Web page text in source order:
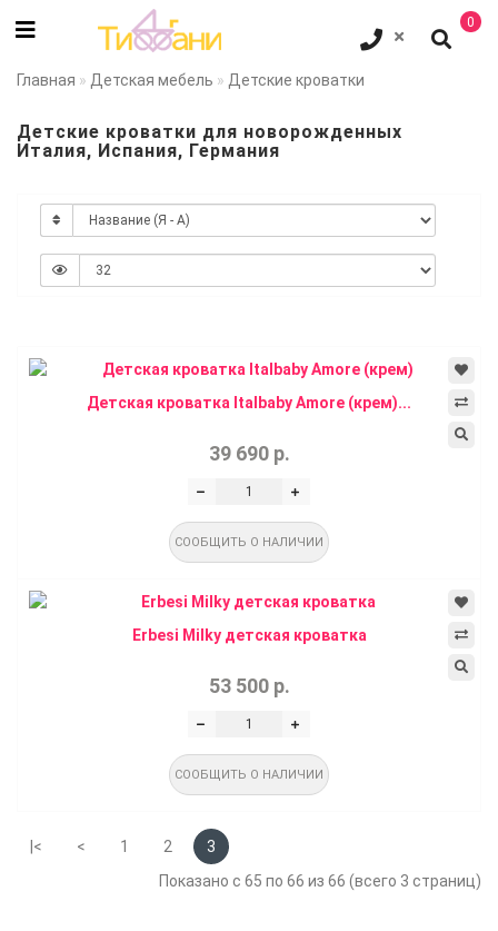
0
Главная Детская мебель Детские кроватки
Детские кроватки для новорожденных
Италия, Испания, Германия
Детская кроватка Italbaby Amore (крем)...
39 690 р.
СООБЩИТЬ О НАЛИЧИИ
Erbesi Milky детская кроватка
53 500 р.
СООБЩИТЬ О НАЛИЧИИ
|< < 1 2
3
Показано с 65 по 66 из 66 (всего 3 страниц)